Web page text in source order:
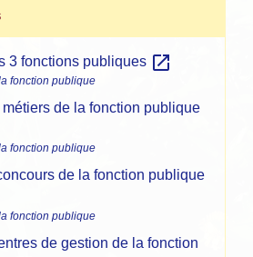
3 fonctions publiques open_in_new
fonction publique
de la fonction publique
fonction publique
de la fonction publique
fonction publique
de gestion de la fonction